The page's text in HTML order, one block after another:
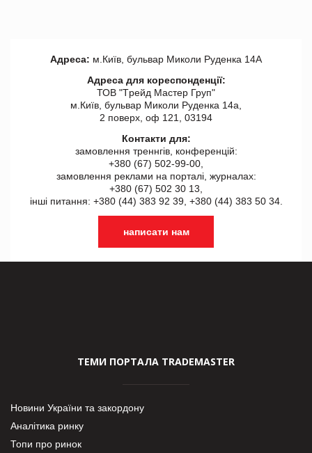
Адреса: м.Київ, бульвар Миколи Руденка 14А
Адреса для кореспонденції:
ТОВ "Tрейд Мастер Груп"
м.Київ, бульвар Миколи Руденка 14а,
2 поверх, оф 121, 03194
Контакти для:
замовлення треннгів, конференцій:
+380 (67) 502-99-00,
замовлення реклами на порталі, журналах:
+380 (67) 502 30 13,
інші питання: +380 (44) 383 92 39, +380 (44) 383 50 34.
написати нам
ТЕМИ ПОРТАЛА TRADEMASTER
Новини України та закордону
Аналітика ринку
Топи про ринок